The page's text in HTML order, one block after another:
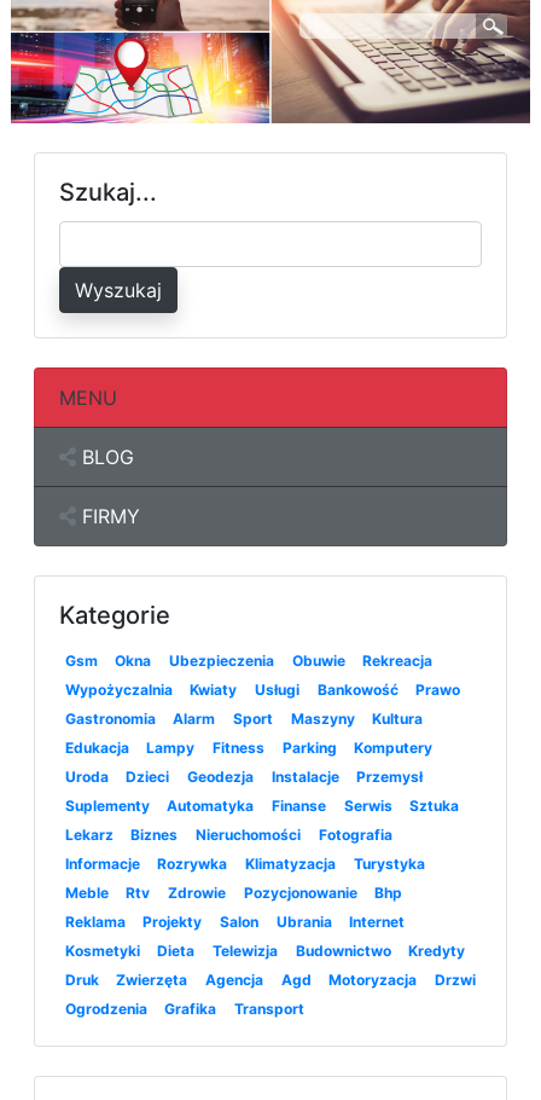
Szukaj...
Wyszukaj
MENU
BLOG
FIRMY
Kategorie
Gsm Okna Ubezpieczenia Obuwie
Rekreacja
Wypożyczalnia
Kwiaty Usługi Bankowość
Prawo
Gastronomia
Alarm Sport Maszyny
Kultura
Edukacja
Lampy Fitness Parking
Komputery
Uroda
Dzieci Geodezja Instalacje
Przemysł
Suplementy
Automatyka Finanse Serwis
Sztuka
Lekarz
Biznes Nieruchomości
Fotografia
Informacje
Rozrywka Klimatyzacja
Turystyka
Meble
Rtv Zdrowie Pozycjonowanie
Bhp
Reklama
Projekty Salon Ubrania
Internet
Kosmetyki
Dieta Telewizja Budownictwo
Kredyty
Druk
Zwierzęta Agencja Agd Motoryzacja
Drzwi
Ogrodzenia
Grafika Transport